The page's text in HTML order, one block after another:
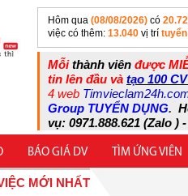
Hôm qua (08/08/2026) có
việc có thêm: 13.040 vị trí
Mỗithành viên được
tin lên đầu và tạo 100
4 web
Group TUYỂN DỤNG.
vụ: 0971.888.621 (Zalo )
BÁO GIÁ DV TÌM ỨNG VIÊN
MỚI NHẤT